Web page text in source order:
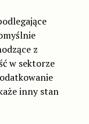
z
w sektorze
inny stan